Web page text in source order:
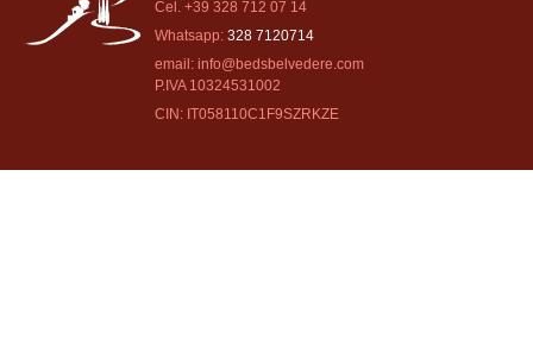
Cel. +39 328 712 07 14
Whatsapp: 328 7120714
email: info@bedsbelvedere.com
P.IVA 10324531002
CIN: IT058110C1F9SZRKZE